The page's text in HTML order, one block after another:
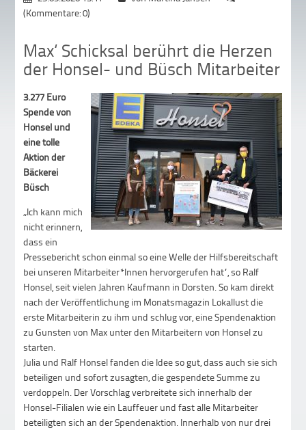
(Kommentare: 0)
Max‘ Schicksal berührt die Herzen
der Honsel- und Büsch Mitarbeiter
3.277 Euro
Spende von
Honsel und
eine tolle
Aktion der
Bäckerei
Büsch
„Ich kann mich
nicht erinnern,
dass ein
Pressebericht schon einmal so eine Welle der Hilfsbereitschaft
bei unseren Mitarbeiter*Innen hervorgerufen hat“, so Ralf
Honsel, seit vielen Jahren Kaufmann in Dorsten. So kam direkt
nach der Veröffentlichung im Monatsmagazin Lokallust die
erste Mitarbeiterin zu ihm und schlug vor, eine Spendenaktion
zu Gunsten von Max unter den Mitarbeitern von Honsel zu
starten.
Julia und Ralf Honsel fanden die Idee so gut, dass auch sie sich
beteiligen und sofort zusagten, die gespendete Summe zu
verdoppeln. Der Vorschlag verbreitete sich innerhalb der
Honsel-Filialen wie ein Lauffeuer und fast alle Mitarbeiter
beteiligten sich an der Spendenaktion. Innerhalb von nur drei